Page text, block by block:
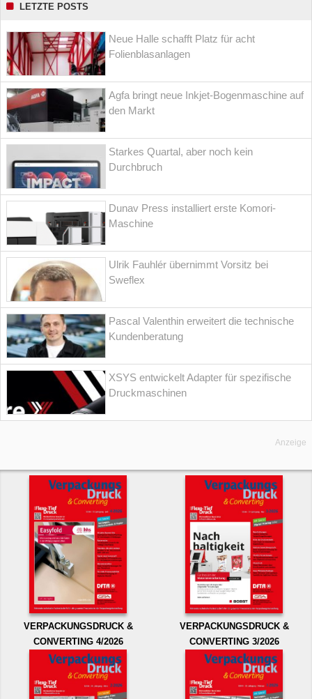
LETZTE POSTS
Neue Halle schafft Platz für acht
Folienblasanlagen
Agfa bringt neue Inkjet-Bogenmaschine auf
den Markt
Starkes Quartal, aber noch kein
Durchbruch
Dunav Press installiert erste Komori-
Maschine
Ulrik Fauhlér übernimmt Vorsitz bei
Sweflex
Pascal Valenthin erweitert die technische
Kundenberatung
XSYS entwickelt Adapter für spezifische
Druckmaschinen
Anzeige
VERPACKUNGSDRUCK &
CONVERTING 4/2026
VERPACKUNGSDRUCK &
CONVERTING 3/2026